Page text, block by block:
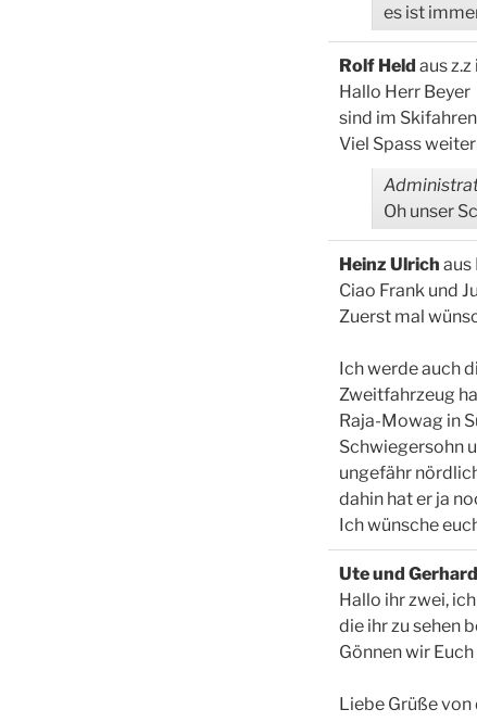
es ist
Rolf Held aus
Hallo Herr Beyer
sind im
Viel Spass
Oh unser
Heinz Ulrich aus
Ciao Frank und
Zuerst mal
Ich werde auch
Zweitfahrzeug
Raja-Mowag in
Schwiegersohn
ungefähr
dahin hat er ja
Ich wünsche
Ute und Gerhard
Hallo ihr zwei,
die ihr zu sehen
Gönnen wir
Liebe Grüße von